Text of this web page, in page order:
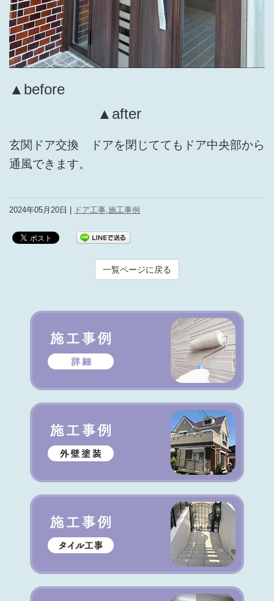
▲before
▲after
玄関ドア交換 ドアを閉じててもドア中央部から
通風できます。
2024年05月20日 | ドア工事 施工事例
一覧ページに戻る